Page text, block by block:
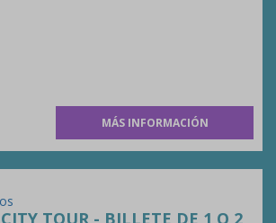
MÁS INFORMACIÓN
TOUR - BILLETE DE 1 O 2